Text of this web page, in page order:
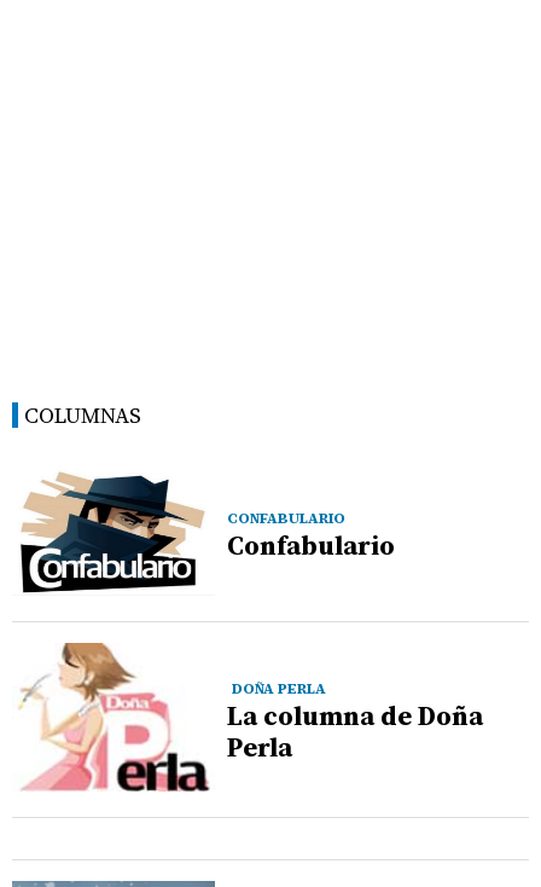
COLUMNAS
CONFABULARIO
Confabulario
DOÑA PERLA
La columna de Doña
Perla